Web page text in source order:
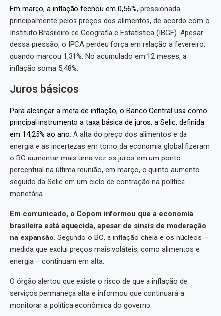
Em março, a inflação fechou em 0,56%, pressionada
principalmente pelos preços dos alimentos, de acordo com o
Instituto Brasileiro de Geografia e Estatística (IBGE). Apesar
dessa pressão, o IPCA perdeu força em relação a fevereiro,
quando marcou 1,31%. No acumulado em 12 meses, a
inflação soma 5,48%.
Juros básicos
Para alcançar a meta de inflação, o Banco Central usa como
principal instrumento a taxa básica de juros, a Selic, definida
em 14,25% ao ano. A alta do preço dos alimentos e da
energia e as incertezas em torno da economia global fizeram
o BC aumentar mais uma vez os juros em um ponto
percentual na última reunião, em março, o quinto aumento
seguido da Selic em um ciclo de contração na política
monetária.
Em comunicado, o Copom informou que a economia
brasileira está aquecida, apesar de sinais de moderação
na expansão. Segundo o BC, a inflação cheia e os núcleos –
medida que exclui preços mais voláteis, como alimentos e
energia – continuam em alta.
O órgão alertou que existe o risco de que a inflação de
serviços permaneça alta e informou que continuará a
monitorar a política econômica do governo.